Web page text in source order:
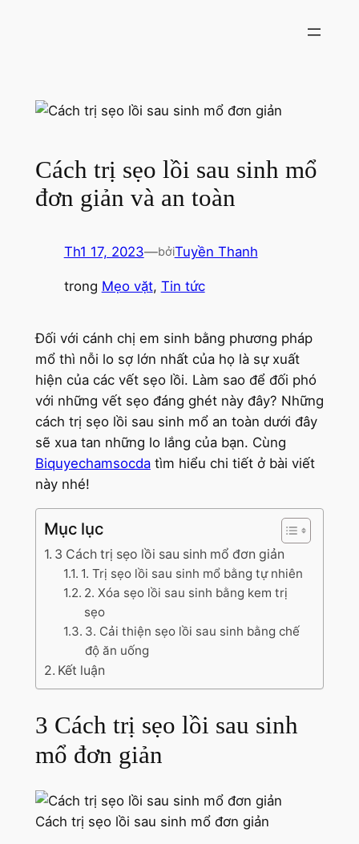
dung
Cách trị sẹo lồi sau sinh mổ
đơn giản và an toàn
Th1 17, 2023—bởiTuyền Thanh
trong Mẹo vặt, Tin tức
Đối với cánh chị em sinh bằng phương pháp
mổ thì nỗi lo sợ lớn nhất của họ là sự xuất
hiện của các vết sẹo lồi. Làm sao để đối phó
với những vết sẹo đáng ghét này đây? Những
cách trị sẹo lồi sau sinh mổ an toàn dưới đây
sẽ xua tan những lo lắng của bạn. Cùng
Biquyechamsocdatìm hiểu chi tiết ở bài viết
này nhé!
Mục lục
3 Cách trị sẹo lồi sau sinh mổ đơn giản
1. Trị sẹo lồi sau sinh mổ bằng tự nhiên
2. Xóa sẹo lồi sau sinh bằng kem trị
sẹo
3. Cải thiện sẹo lồi sau sinh bằng chế
độ ăn uống
Kết luận
3 Cách trị sẹo lồi sau sinh
mổ đơn giản
Cách trị sẹo lồi sau sinh mổ đơn giản